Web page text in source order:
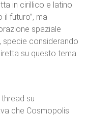
in cirillico e latino
futuro”, ma
spaziale
specie considerando
su questo tema.
su
che Cosmopolis